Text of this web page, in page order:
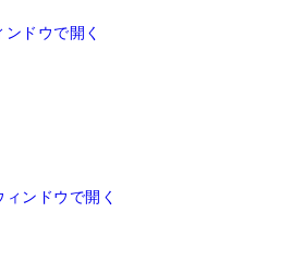
ドウで開く
ィンドウで開く